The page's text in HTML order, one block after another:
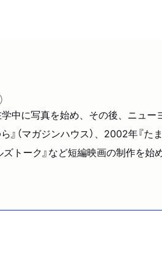
に写真を始め、その後、ニュー
（マガジンハウス）、2002年『た
トーク』など短編映画の制作を始め